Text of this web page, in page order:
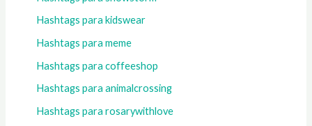
Hashtags para kidswear
Hashtags para meme
Hashtags para coffeeshop
Hashtags para animalcrossing
Hashtags para rosarywithlove